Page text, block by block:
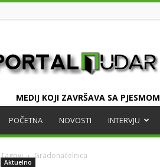
MEDIJ KOJI ZAVRŠAVA SA PJESMOM
POČETNA NOVOSTI INTERVJU
Tagovi Gradonačelnica
Aktuelno